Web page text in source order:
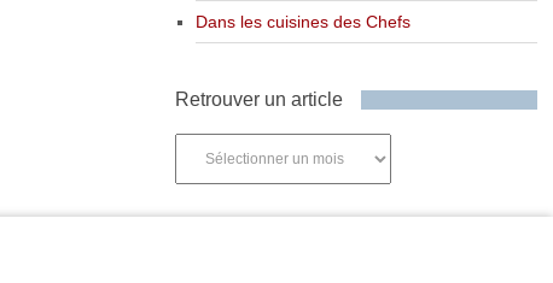
Dans les cuisines des Chefs
Retrouver un article